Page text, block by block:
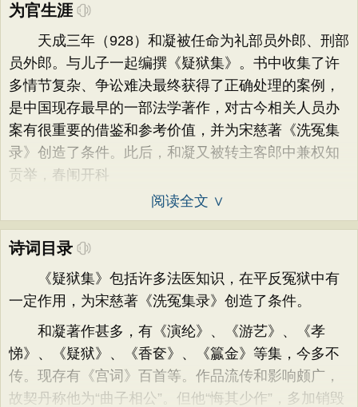
为官生涯
天成三年（928）和凝被任命为礼部员外郎、刑部
员外郎。与儿子一起编撰《疑狱集》。书中收集了许
多情节复杂、争讼难决最终获得了正确处理的案例，
是中国现存最早的一部法学著作，对古今相关人员办
案有很重要的借鉴和参考价值，并为宋慈著《洗冤集
录》创造了条件。此后，和凝又被转主客郎中兼权知
贡举，春闱开科
阅读全文 ∨
诗词目录
《疑狱集》包括许多法医知识，在平反冤狱中有
一定作用，为宋慈著《洗冤集录》创造了条件。
和凝著作甚多，有《演纶》、《游艺》、《孝
悌》、《疑狱》、《香奁》、《籯金》等集，今多不
传。现存有《宫词》百首等。作品流传和影响颇广，
故契丹称他为“曲子相公”。但他“悔其少作”，多加销毁